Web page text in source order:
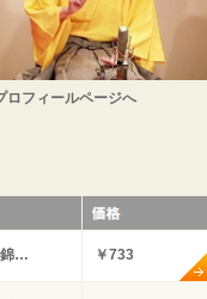
ロフィールページへ
錦… ￥733